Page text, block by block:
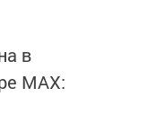
в
MАХ: